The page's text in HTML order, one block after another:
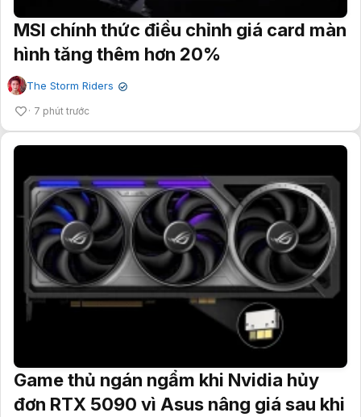
MSI chính thức điều chỉnh giá card màn
hình tăng thêm hơn 20%
The Storm Riders ✔
7 phút trước
Game thủ ngán ngẩm khi Nvidia hủy
đơn RTX 5090 vì Asus nâng giá sau khi